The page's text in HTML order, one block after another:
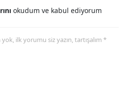
okudum ve kabul ediyorum
ilk yorumu siz yazın, tartışalım *